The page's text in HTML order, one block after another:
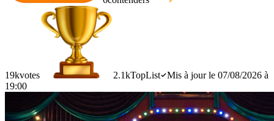
19kvotes 2.1kTopList
Mis à jour le 07/08/2026 à
19:00